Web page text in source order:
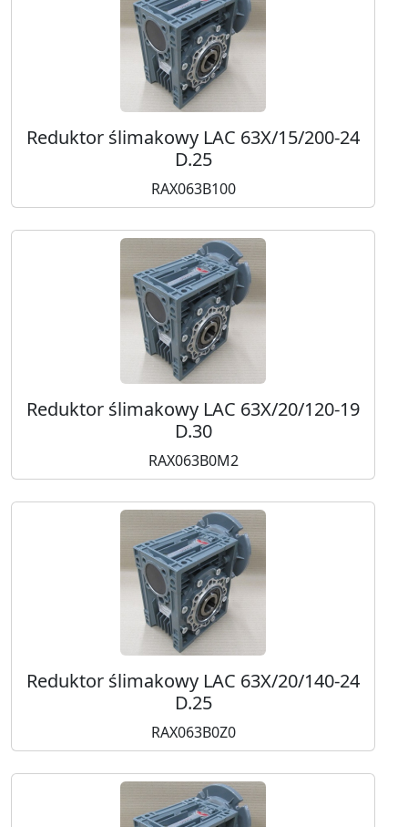
Reduktor ślimakowy LAC 63X/15/200-24
D.25
RAX063B100
Reduktor ślimakowy LAC 63X/20/120-19
D.30
RAX063B0M2
Reduktor ślimakowy LAC 63X/20/140-24
D.25
RAX063B0Z0